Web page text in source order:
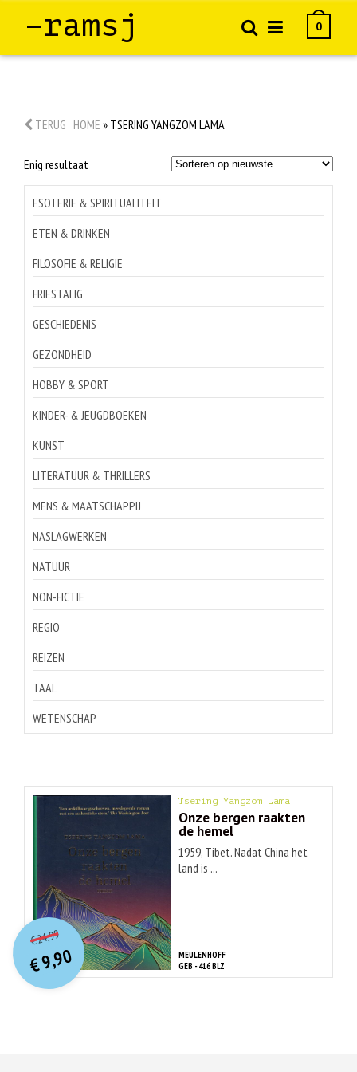
–ramsj 0
TERUG HOME » TSERING YANGZOM LAMA
Enig resultaat
ESOTERIE & SPIRITUALITEIT
ETEN & DRINKEN
FILOSOFIE & RELIGIE
FRIESTALIG
GESCHIEDENIS
GEZONDHEID
HOBBY & SPORT
KINDER- & JEUGDBOEKEN
KUNST
LITERATUUR & THRILLERS
MENS & MAATSCHAPPIJ
NASLAGWERKEN
NATUUR
NON-FICTIE
REGIO
REIZEN
TAAL
WETENSCHAP
Tsering Yangzom Lama
Onze bergen raakten
de hemel
1959, Tibet. Nadat China het
land is ...
MEULENHOFF
GEB - 416 BLZ
€24,99O
orspr
onkelijke
prijs
was:
€ 24,99.
€9,90
Huidige
prijs
is:
€ 9,90.